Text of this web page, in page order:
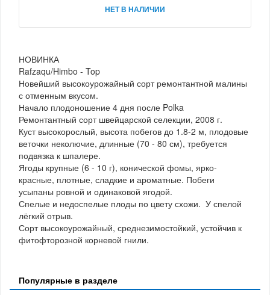
НЕТ В НАЛИЧИИ
НОВИНКА
Rafzaqu/Himbo - Top
Новейший высокоурожайный сорт ремонтантной малины
с отменным вкусом.
Начало плодоношение 4 дня после Polka
Ремонтантный сорт швейцарской селекции, 2008 г.
Куст высокорослый, высота побегов до 1.8-2 м, плодовые
веточки неколючие, длинные (70 - 80 см), требуется
подвязка к шпалере.
Ягоды крупные (6 - 10 г), конической фомы, ярко-
красные, плотные, сладкие и ароматные. Побеги
усыпаны ровной и одинаковой ягодой.
Спелые и недоспелые плоды по цвету схожи. У спелой
лёгкий отрыв.
Сорт высокоурожайный, среднезимостойкий, устойчив к
фитофторозной корневой гнили.
Популярные в разделе